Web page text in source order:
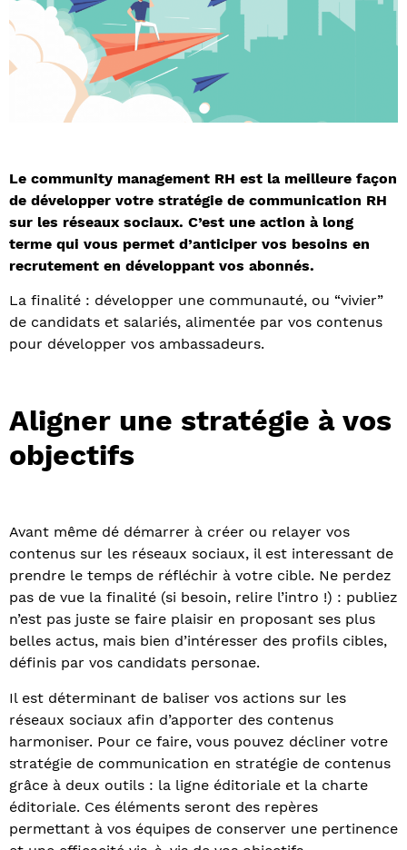
Le community management RH est la meilleure façon
de développer votre stratégie de communication RH
sur les réseaux sociaux. C’est une action à long
terme qui vous permet d’anticiper vos besoins en
recrutement en développant vos abonnés.
La finalité : développer une communauté, ou “vivier”
de candidats et salariés, alimentée par vos contenus
pour développer vos ambassadeurs.
Aligner une stratégie à vos
objectifs
Avant même dé démarrer à créer ou relayer vos
contenus sur les réseaux sociaux, il est interessant de
prendre le temps de réfléchir à votre cible. Ne perdez
pas de vue la finalité (si besoin, relire l’intro !) : publiez
n’est pas juste se faire plaisir en proposant ses plus
belles actus, mais bien d’intéresser des profils cibles,
définis par vos candidats personae.
Il est déterminant de baliser vos actions sur les
réseaux sociaux afin d’apporter des contenus
harmoniser. Pour ce faire, vous pouvez décliner votre
stratégie de communication en stratégie de contenus
grâce à deux outils : la ligne éditoriale et la charte
éditoriale. Ces éléments seront des repères
permettant à vos équipes de conserver une pertinence